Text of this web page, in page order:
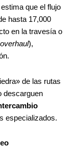
que el flujo
hasta 17,000
en la travesía o
overhaul),
de las rutas
descarguen
especializados.